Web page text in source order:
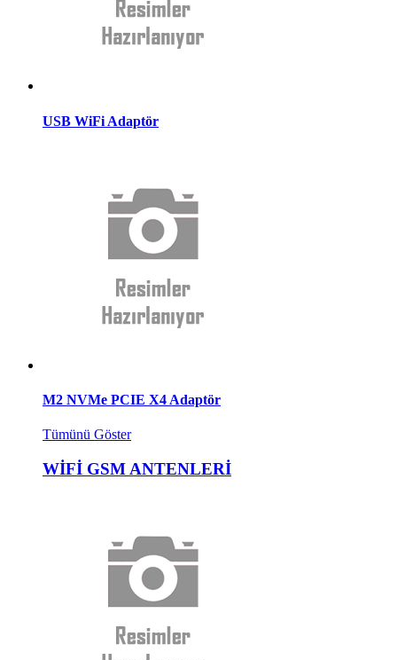
USB WiFi Adaptör
M2 NVMe PCIE X4 Adaptör
Tümünü Göster
WİFİ GSM ANTENLERİ